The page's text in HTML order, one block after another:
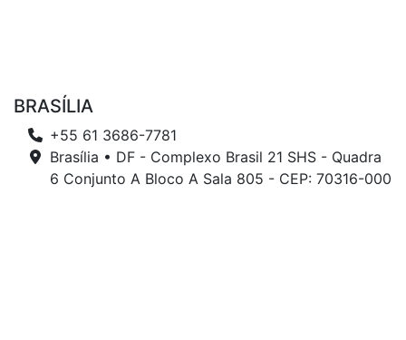
BRASÍLIA
+55 61 3686-7781
Brasília • DF - Complexo Brasil 21 SHS - Quadra
6 Conjunto A Bloco A Sala 805 - CEP: 70316-000